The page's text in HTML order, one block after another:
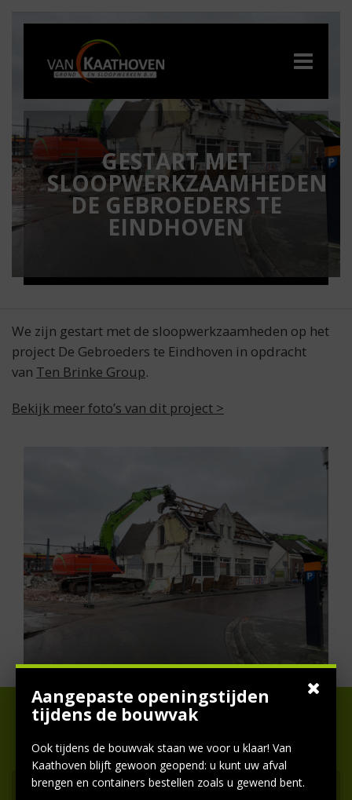
GESTART MET
SLOOPWERKZAAMHEDEN
DE GEBROEDERS TE
EINDHOVEN
We zijn gestart met de sloopwerkzaamheden op het
project De Gebroeders te Eindhoven in opdracht
van Ten Brinke Group.
Bekijk meer foto’s van dit project >
Vul hiernaast je e-mailadres in en
ontvang onze nieuwsbrief.
Aangepaste openingstijden
tijdens de bouwvak
Ook tijdens de bouwvak staan we voor u klaar! Van
Kaathoven blijft gewoon geopend: u kunt uw afval
brengen en containers bestellen zoals u gewend bent.